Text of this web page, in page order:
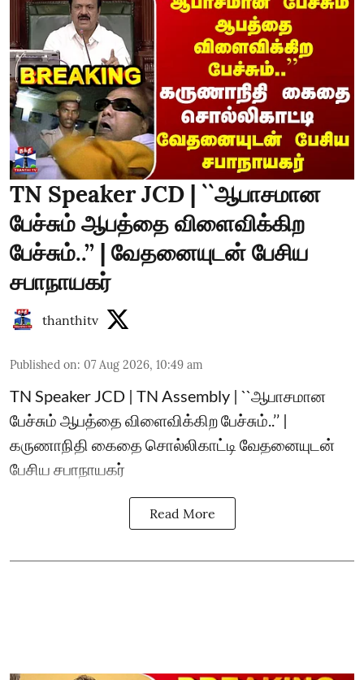
TN Speaker JCD | ``ஆபாசமான
பேச்சும் ஆபத்தை விளைவிக்கிற
பேச்சும்..’’ | வேதனையுடன் பேசிய
சபாநாயகர்
thanthitv
Published on: 07 Aug 2026, 10:49 am
TN Speaker JCD | TN Assembly | ``ஆபாசமான
பேச்சும் ஆபத்தை விளைவிக்கிற பேச்சும்..’’ |
கருணாநிதி கைதை சொல்லிகாட்டி வேதனையுடன்
பேசிய சபாநாயகர்
Read More